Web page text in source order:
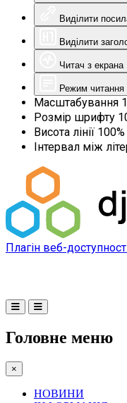
Виділити
Виділити
Читач з екрана
Режим читання
Масштабування
Розмір шрифту
Висота лінії 100%
Інтервал між
Плагін веб-
Головне меню
×
НОВИНИ